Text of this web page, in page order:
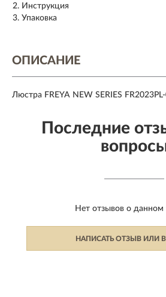
Инструкция
Упаковка
ОПИСАНИЕ
Люстра FREYA NEW SERIES
Последние
Нет отзывов о данном
НАПИСАТЬ ОТЗЫВ ИЛИ